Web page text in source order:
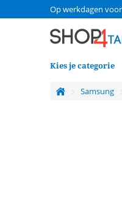
Op werkdagen
Kies je categorie
Samsung